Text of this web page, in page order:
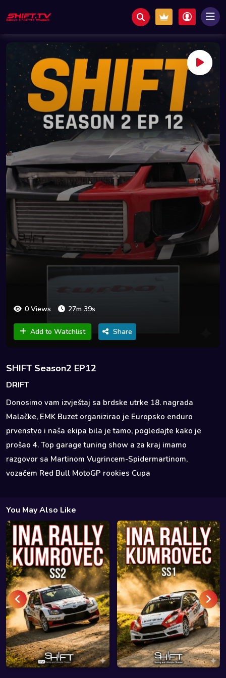
0 Views 27m 39s
Add to Watchlist Share
SHIFT Season2 EP12
DRIFT
Donosimo vam izvještaj sa brdske utrke 18. nagrada
Malačke, EMK Buzet organizirao je Europsko enduro
prvenstvo i naša ekipa bila je tamo, pogledajte kako je
prošao 4. Top garage tuning show a za kraj imamo
razgovor sa Martinom Vugrincem-Spidermartinom,
vozačem Red Bull MotoGP rookies Cupa
You May Also Like